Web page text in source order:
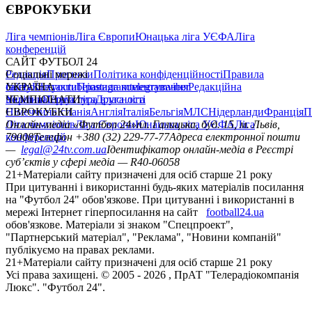
ЄВРОКУБКИ
Ліга чемпіонівЛіга ЄвропиЮнацька ліга УЄФАЛіга
конференцій
САЙТ ФУТБОЛ 24
РедакціяПрогнозиПолітика конфіденційностіПравила
сайтуКонтактиПравила коментуванняРедакційна
політикаСтруктура власності
Соціальні мережі
facebookxyoutubeinstagramtelegramviber
УКРАЇНА
УкраїнаПерша лігаДруга ліга
ЧЕМПІОНАТИ
НімеччинаІспаніяАнгліяІталіяБельгіяМЛСНідерландиФранція
ЄВРОКУБКИ
Ліга чемпіонівЛіга ЄвропиЮнацька ліга УЄФАЛіга
конференцій
Онлайн-медіа «Футбол 24»пл. Галицька, буд. 15, м. Львів,
79008Телефон +380 (32) 229-77-77Адреса електронної пошти
— legal@24tv.com.uaІдентифікатор онлайн-медіа в Реєстрі
суб’єктів у сфері медіа — R40-06058
21+Матеріали сайту призначені для осіб старше 21 року
При цитуванні і використанні будь-яких матеріалів посилання
на "Футбол 24" обов'язкове. При цитуванні і використанні в
мережі Інтернет гіперпосилання на сайт
football24.ua
обов'язкове. Матеріали зі знаком "Спецпроект",
"Партнерський матеріал", "Реклама", "Новини компаній"
публікуємо на правах реклами.
21+Матеріали сайту призначені для осіб старше 21 року
Усi права захищенi. © 2005 - 2026 , ПрАТ "Телерадіокомпанія
Люкс". "Футбол 24".